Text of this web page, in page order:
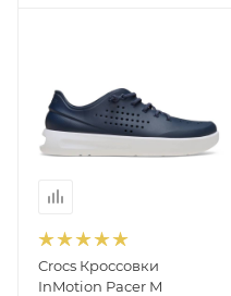
Crocs Кроссовки
InMotion Pacer M